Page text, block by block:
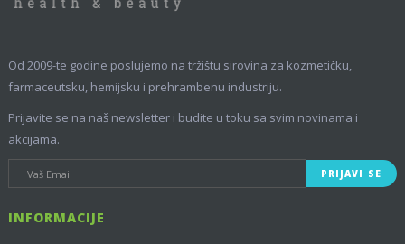
Od 2009-te godine poslujemo na tržištu sirovina za kozmetičku,
farmaceutsku, hemijsku i prehrambenu industriju.
Prijavite se na naš newsletter i budite u toku sa svim novinama i
akcijama.
PRIJAVI SE
INFORMACIJE